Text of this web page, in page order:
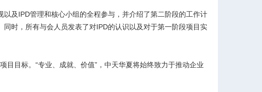
及IPD管理和核心小组的全程参与，并介绍了第二阶段的工作计
时，所有与会人员发表了对IPD的认识以及对于第一阶段项目实
目标。“专业、成就、价值”，中天华夏将始终致力于推动企业